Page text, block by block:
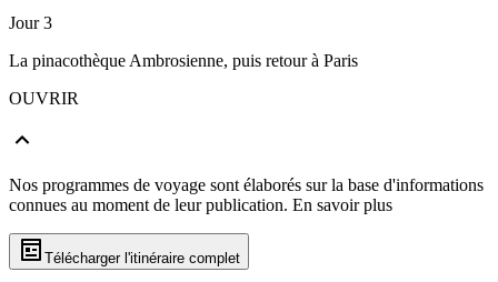
Jour 3
La pinacothèque Ambrosienne, puis retour à Paris
OUVRIR
Nos programmes de voyage sont élaborés sur la base d'informations
connues au moment de leur publication. En savoir plus
Télécharger l'itinéraire complet